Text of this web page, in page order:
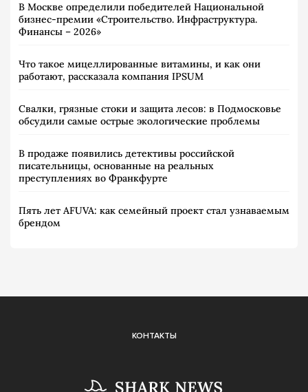
В Москве определили победителей Национальной
бизнес-премии «Строительство. Инфраструктура.
Финансы – 2026»
Что такое мицеллированные витамины, и как они
работают, рассказала компания IPSUM
Свалки, грязные стоки и защита лесов: в Подмосковье
обсудили самые острые экологические проблемы
В продаже появились детективы российской
писательницы, основанные на реальных
преступлениях во Франкфурте
Пять лет AFUVA: как семейный проект стал узнаваемым
брендом
КОНТАКТЫ